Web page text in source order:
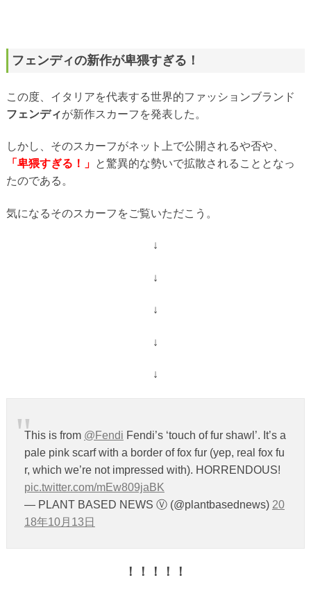
フェンディの新作が卑猥すぎる！
この度、イタリアを代表する世界的ファッションブランド
フェンディが新作スカーフを発表した。
しかし、そのスカーフがネット上で公開されるや否や、
「卑猥すぎる！」 と驚異的な勢いで拡散されることとなっ
たのである。
気になるそのスカーフをご覧いただこう。
↓
↓
↓
↓
↓
This is from @Fendi Fendi’s ‘touch of fur shawl’. It’s a
pale pink scarf with a border of fox fur (yep, real fox fu
r, which we’re not impressed with). HORRENDOUS!
pic.twitter.com/mEw809jaBK
— PLANT BASED NEWS Ⓥ (@plantbasednews) 20
18年10月13日
！！！！！